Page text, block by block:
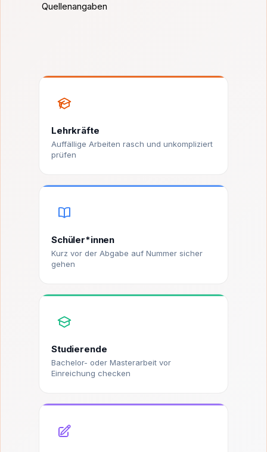
Quellenangaben
Lehrkräfte
Auffällige Arbeiten rasch und unkompliziert
prüfen
Schüler*innen
Kurz vor der Abgabe auf Nummer sicher
gehen
Studierende
Bachelor- oder Masterarbeit vor
Einreichung checken